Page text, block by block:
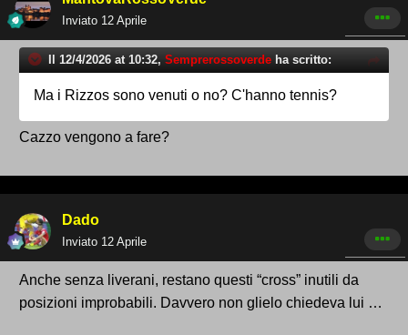
Inviato 12 Aprile
Il 12/4/2026 at 10:32, Semprerossoverde ha scritto:
Ma i Rizzos sono venuti o no? C'hanno tennis?
Cazzo vengono a fare?
Dado
Inviato 12 Aprile
Anche senza liverani, restano questi “cross” inutili da
posizioni improbabili. Davvero non glielo chiedeva lui …